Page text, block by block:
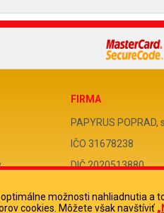
FIRMA
PAPYRUS POPRAD,
IČO 31678238
DIČ 2020513880
možnosti nahliadnutia
cookies. Môžete však navštíviť